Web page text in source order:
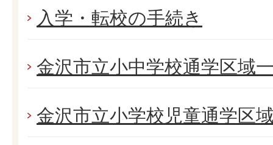
入学・転校の手続き
金沢市立小中学校通学区域
金沢市立小学校児童通学区